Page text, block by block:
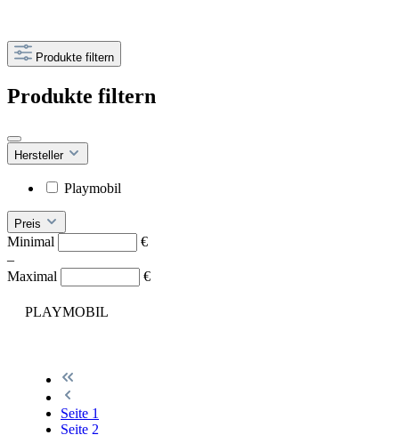
Produkte filtern
Produkte filtern
Hersteller
Playmobil
Preis
Minimal
€
–
Maximal
€
PLAYMOBIL
Seite 1
Seite 2